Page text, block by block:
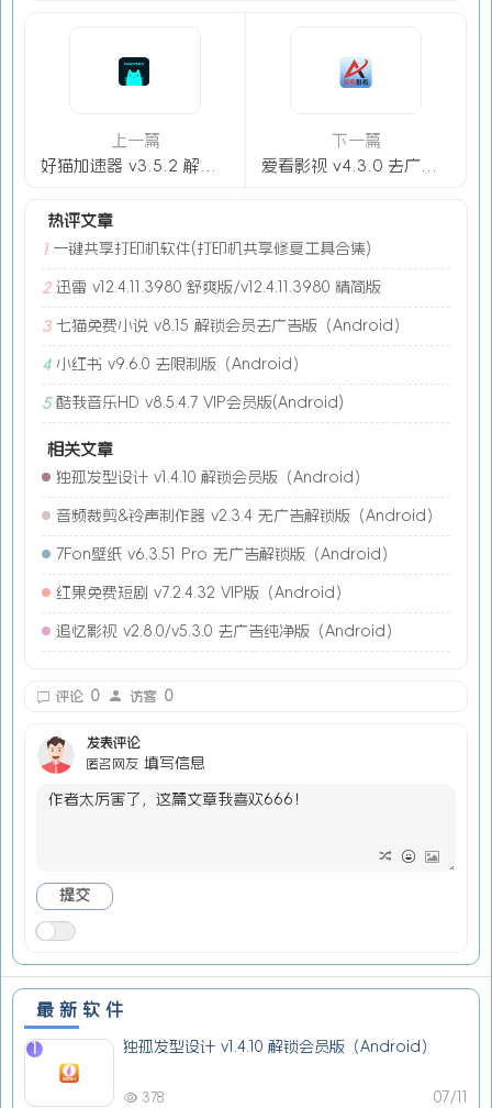
上一篇
下一篇
热评文章
1 一键共享打印机软件(打印机共享修复工具合集)
2 迅雷 v12.4.11.3980 舒爽版/v12.4.11.3980 精简版
3 七猫免费小说 v8.15 解锁会员去广告版（Android）
4 小红书 v9.6.0 去限制版（Android）
5 酷我音乐HD v8.5.4.7 VIP会员版(Android)
相关文章
独孤发型设计 v1.4.10 解锁会员版（Android）
音频裁剪&铃声制作器 v2.3.4 无广告解锁版（Android）
7Fon壁纸 v6.3.51 Pro 无广告解锁版（Android）
红果免费短剧 v7.2.4.32 VIP版（Android）
追忆影视 v2.8.0/v5.3.0 去广告纯净版（Android）
评论 0 访客 0
发表评论
匿名网友 填写信息
最新软件
1 独孤发型设计 v1.4.10 解锁会员版（Android）
07/11
378